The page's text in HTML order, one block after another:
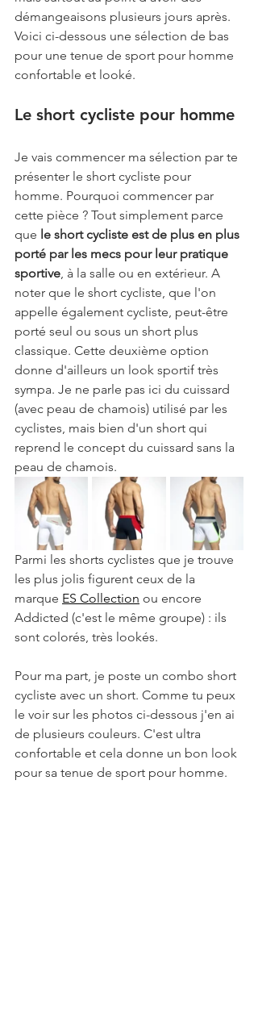
démangeaisons plusieurs jours après.
Voici ci-dessous une sélection de bas
pour une tenue de sport pour homme
confortable et looké.
Le short cycliste pour homme
Je vais commencer ma sélection par te
présenter le short cycliste pour
homme. Pourquoi commencer par
cette pièce ? Tout simplement parce
que le short cycliste est de plus en plus
porté par les mecs pour leur pratique
sportive , à la salle ou en extérieur. A
noter que le short cycliste, que l'on
appelle également cycliste, peut-être
porté seul ou sous un short plus
classique. Cette deuxième option
donne d'ailleurs un look sportif très
sympa. Je ne parle pas ici du cuissard
(avec peau de chamois) utilisé par les
cyclistes, mais bien d'un short qui
reprend le concept du cuissard sans la
peau de chamois.
Parmi les shorts cyclistes que je trouve
les plus jolis figurent ceux de la
marque ES Collection ou encore
Addicted (c'est le même groupe) : ils
sont colorés, très lookés.
Pour ma part, je poste un combo short
cycliste avec un short. Comme tu peux
le voir sur les photos ci-dessous j'en ai
de plusieurs couleurs. C'est ultra
confortable et cela donne un bon look
pour sa tenue de sport pour homme.